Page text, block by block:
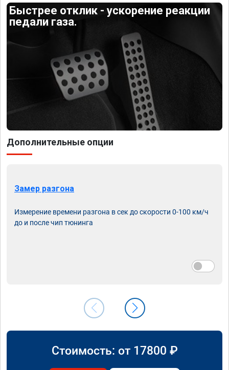
Быстрее отклик - ускорение реакции
педали газа.
Дополнительные опции
Замер разгона
Измерение времени разгона в сек до скорости 0-100 км/ч
до и после чип тюнинга
Стоимость: от 17800 ₽